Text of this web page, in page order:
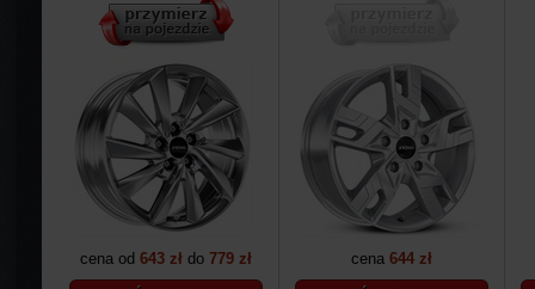
cena od 643 zł do 779 zł cena 644 zł